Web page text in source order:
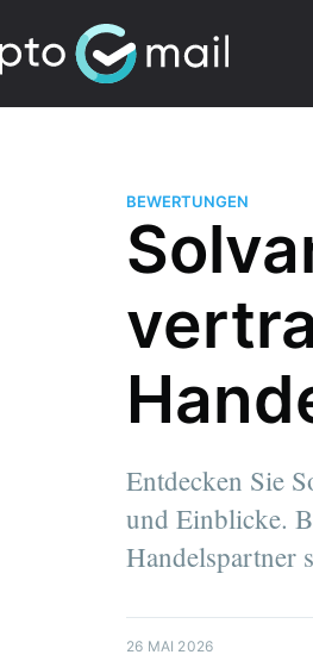
BEWERTUNGEN
Entdecken Sie
und Einblicke.
Handelspartner
26 MAI 2026